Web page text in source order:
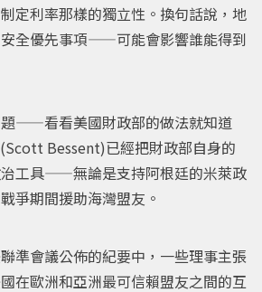
定利率那樣的獨立性。換句話說，地
全優先事項——可能會影響誰能得到
——看看美國財政部的做法就知道
Bessent)已經把財政部自身的
工具——無論是支持阿根廷的米萊政
爭期間援助海灣盟友。
準會議公佈的紀要中，一些理事主張
在歐洲和亞洲最可信賴盟友之間的互